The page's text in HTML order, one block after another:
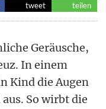
tweet teilen
Geräusche,
In einem
Kind die Augen
So wirbt die